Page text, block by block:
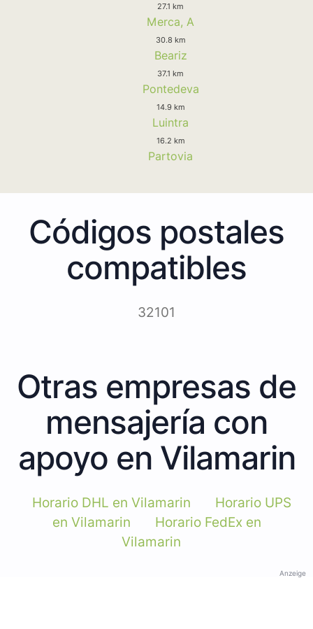
27.1 km
Merca, A
30.8 km
Beariz
37.1 km
Pontedeva
14.9 km
Luintra
16.2 km
Partovia
Códigos postales
compatibles
32101
Otras empresas de
mensajería con
apoyo en Vilamarin
Horario DHL en Vilamarin
Horario UPS
en Vilamarin
Horario FedEx en
Vilamarin
Anzeige